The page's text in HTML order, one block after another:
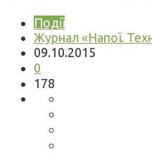
Події
Журнал «Напої.
09.10.2015
0
178